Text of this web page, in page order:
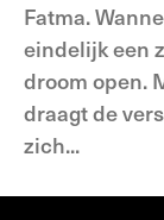
Fatma.
eindelijk een
droom open.
draagt de
zich...